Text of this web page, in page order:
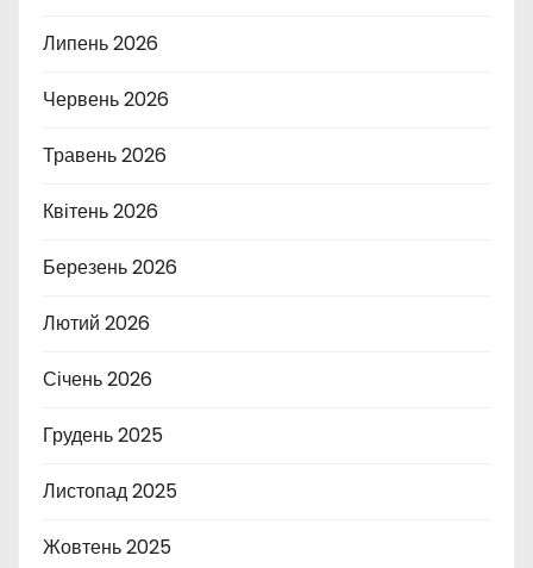
Липень 2026
Червень 2026
Травень 2026
Квітень 2026
Березень 2026
Лютий 2026
Січень 2026
Грудень 2025
Листопад 2025
Жовтень 2025